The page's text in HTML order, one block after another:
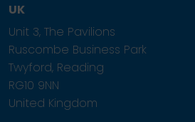
UK
Unit 3, The Pavilions
Ruscombe Business Park
Twyford, Reading
RG10 9NN
United Kingdom